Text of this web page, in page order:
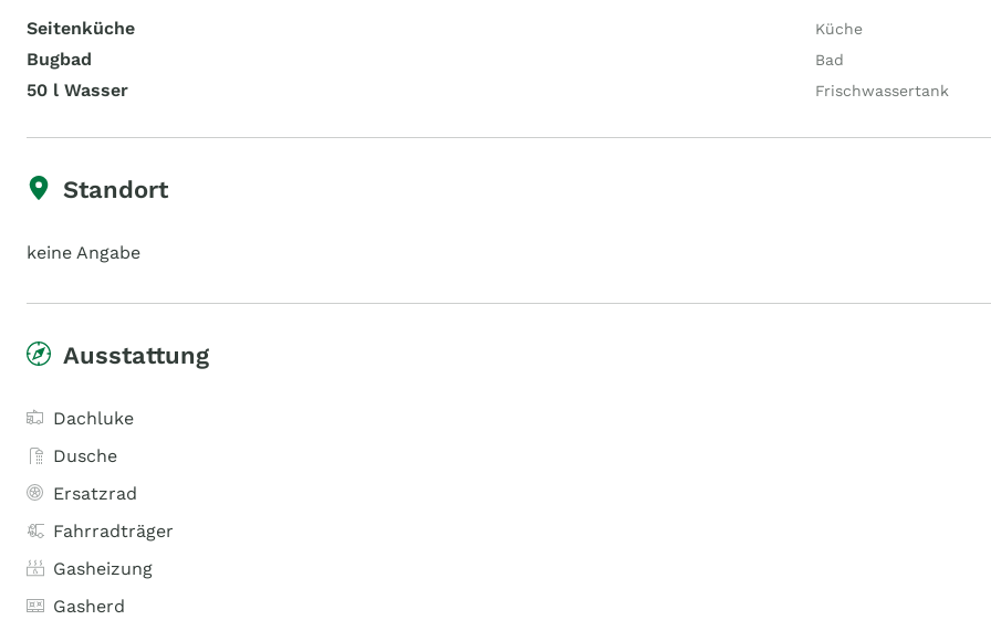
Seitenküche Küche
Bugbad Bad
50 l Wasser Frischwassertank
Standort
keine Angabe
Ausstattung
Dachluke
Dusche
Ersatzrad
Fahrradträger
Gasheizung
Gasherd